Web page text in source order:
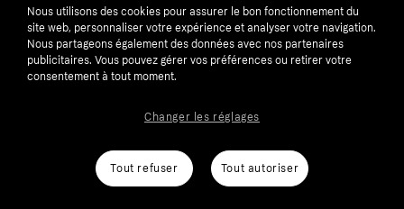
number: 556737-0431
ConditionsCookiesKlarna.com
Nous utilisons des cookies pour assurer le bon fonctionnement du
site web, personnaliser votre expérience et analyser votre navigation.
Nous partageons également des données avec nos partenaires
publicitaires. Vous pouvez gérer vos préférences ou retirer votre
consentement à tout moment.
Tout refuser Tout autoriser
Changer les réglages